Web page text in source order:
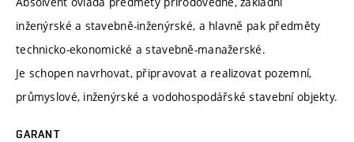
inženýrské a stavebně-inženýrské, a hlavně pak předměty
technicko-ekonomické a stavebně-manažerské.
Je schopen navrhovat, připravovat a realizovat pozemní,
průmyslové, inženýrské a vodohospodářské stavební objekty.
GARANT